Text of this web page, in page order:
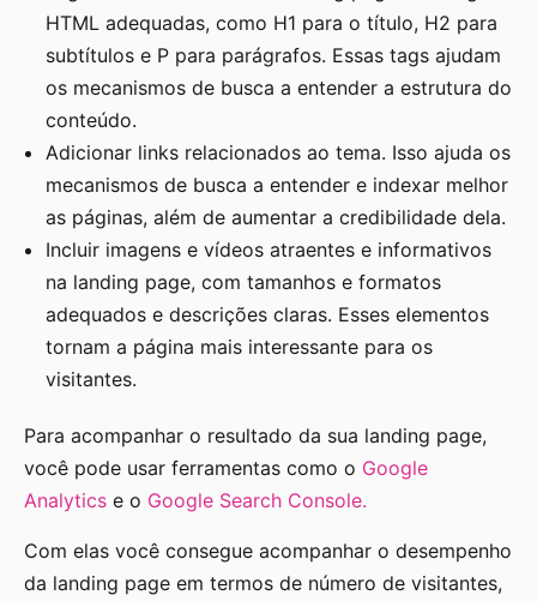
HTML adequadas, como H1 para o título, H2 para
subtítulos e P para parágrafos. Essas tags ajudam
os mecanismos de busca a entender a estrutura do
conteúdo.
Adicionar links relacionados ao tema. Isso ajuda os
mecanismos de busca a entender e indexar melhor
as páginas, além de aumentar a credibilidade dela.
Incluir imagens e vídeos atraentes e informativos
na landing page, com tamanhos e formatos
adequados e descrições claras. Esses elementos
tornam a página mais interessante para os
visitantes.
Para acompanhar o resultado da sua landing page,
você pode usar ferramentas como o Google
Analytics e o Google Search Console.
Com elas você consegue acompanhar o desempenho
da landing page em termos de número de visitantes,